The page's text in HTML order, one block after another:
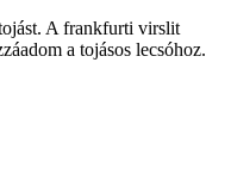
A frankfurti virslit
a tojásos lecsóhoz.